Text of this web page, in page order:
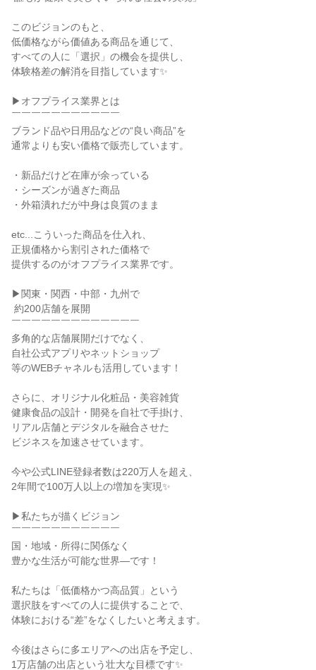
このビジョンのもと、
低価格ながら価値ある商品を通じて、
すべての人に「選択」の機会を提供し、
体験格差の解消を目指しています✨
▶オフプライス業界とは
￣￣￣￣￣￣￣￣￣￣￣
ブランド品や日用品などの“良い商品”を
通常よりも安い価格で販売しています。
・新品だけど在庫が余っている
・シーズンが過ぎた商品
・外箱潰れだが中身は良質のまま
etc...こういった商品を仕入れ、
正規価格から割引された価格で
提供するのがオフプライス業界です。
▶関東・関西・中部・九州で
￣￣￣￣￣￣￣￣￣￣￣￣￣
多角的な店舗展開だけでなく、
自社公式アプリやネットショップ
等のWEBチャネルも活用しています！
さらに、オリジナル化粧品・美容雑貨
健康食品の設計・開発を自社で手掛け、
リアル店舗とデジタルを融合させた
ビジネスを加速させています。
今や公式LINE登録者数は220万人を超え、
2年間で100万人以上の増加を実現✨
▶私たちが描くビジョン
￣￣￣￣￣￣￣￣￣￣￣
国・地域・所得に関係なく
豊かな生活が可能な世界―です！
私たちは「低価格かつ高品質」という
選択肢をすべての人に提供することで、
体験における“差”をなくしたいと考えます。
今後はさらに多エリアへの出店を予定し、
1万店舗の出店という壮大な目標です✨